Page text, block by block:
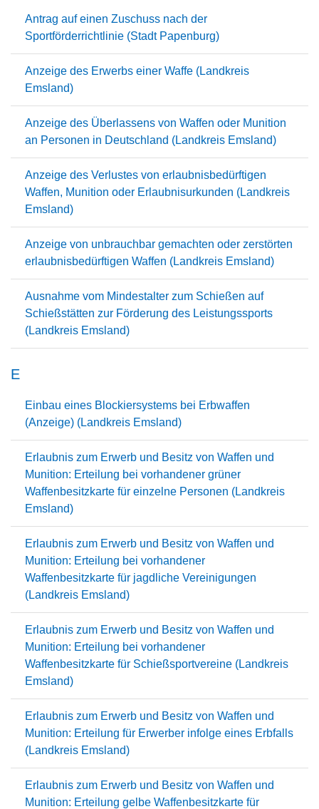
Antrag auf einen Zuschuss nach der
Sportförderrichtlinie (Stadt Papenburg)
Anzeige des Erwerbs einer Waffe (Landkreis
Emsland)
Anzeige des Überlassens von Waffen oder Munition
an Personen in Deutschland (Landkreis Emsland)
Anzeige des Verlustes von erlaubnisbedürftigen
Waffen, Munition oder Erlaubnisurkunden (Landkreis
Emsland)
Anzeige von unbrauchbar gemachten oder zerstörten
erlaubnisbedürftigen Waffen (Landkreis Emsland)
Ausnahme vom Mindestalter zum Schießen auf
Schießstätten zur Förderung des Leistungssports
(Landkreis Emsland)
E
Einbau eines Blockiersystems bei Erbwaffen
(Anzeige) (Landkreis Emsland)
Erlaubnis zum Erwerb und Besitz von Waffen und
Munition: Erteilung bei vorhandener grüner
Waffenbesitzkarte für einzelne Personen (Landkreis
Emsland)
Erlaubnis zum Erwerb und Besitz von Waffen und
Munition: Erteilung bei vorhandener
Waffenbesitzkarte für jagdliche Vereinigungen
(Landkreis Emsland)
Erlaubnis zum Erwerb und Besitz von Waffen und
Munition: Erteilung bei vorhandener
Waffenbesitzkarte für Schießsportvereine (Landkreis
Emsland)
Erlaubnis zum Erwerb und Besitz von Waffen und
Munition: Erteilung für Erwerber infolge eines Erbfalls
(Landkreis Emsland)
Erlaubnis zum Erwerb und Besitz von Waffen und
Munition: Erteilung gelbe Waffenbesitzkarte für